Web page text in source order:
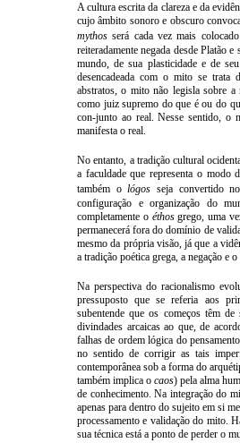
A cultura escrita da clareza e da
cujo âmbito sonoro e obscuro
mythos será cada vez mais
reiteradamente negada desde Platão
mundo, de sua plasticidade e de
desencadeada com o mito se trata
abstratos, o mito não legisla sobre
como juiz supremo do que é ou do
con-junto ao real. Nesse sentido, o
manifesta o real.
No entanto, a tradição cultural
a faculdade que representa o modo
também ológos seja convertido
configuração e organização do
completamente o éthos grego, uma
permaneceráfora dodomínio de
mesmo da própria visão, já que a
a tradição poética grega, a negação e
Na perspectiva do racionalismo
pressuposto que se referia aos
subentende que os começos têm
divindades arcaicas ao que, de
falhas de ordem lógica do
no sentido de corrigir as tais
contemporânea sob a forma do
também implica o caos) pela alma
de conhecimento. Na integração do
apenas para dentro do sujeito em si
processamento e validação do mito.
sua técnica está a ponto de perder o